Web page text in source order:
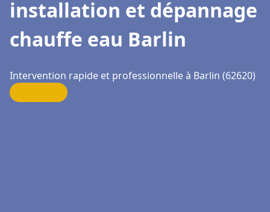
installation et dépannage
chauffe eau Barlin
Intervention rapide et professionnelle à Barlin (62620)